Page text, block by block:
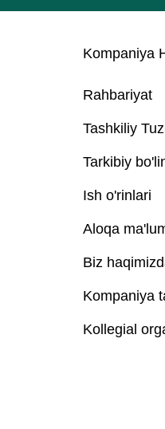
Kompaniya
Rahbariyat
Tashkiliy
Tarkibiy
Ish o'rinlari
Aloqa
Biz
Kompaniya
Kollegial